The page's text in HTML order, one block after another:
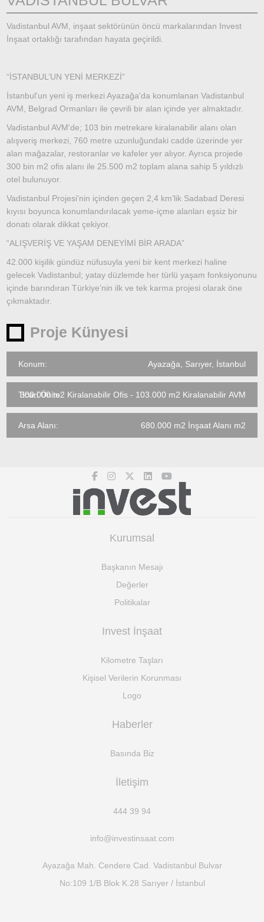
Proje Künyesi
Konum: Ayazağa, Sarıyer, İstanbul
Ticari Ünite:
300.000 m2 Kiralanabilir Ofis - 103.000 m2 Kiralanabilir AVM
Arsa Alanı: 680.000 m2 İnşaat Alanı m2
Vadistanbul AVM, inşaat sektörünün öncü markalarından Invest
İnşaat ortaklığı tarafından hayata geçirildi.
“İSTANBUL’UN YENİ MERKEZİ”
İstanbul'un yeni iş merkezi Ayazağa'da konumlanan Vadistanbul
AVM, Belgrad Ormanları ile çevrili bir alan içinde yer almaktadır.
Vadistanbul AVM'de; 103 bin metrekare kiralanabilir alanı olan
alışveriş merkezi, 760 metre uzunluğundaki cadde üzerinde yer
alan mağazalar, restoranlar ve kafeler yer alıyor. Ayrıca projede
300 bin m2 ofis alanı ile 25.500 m2 toplam alana sahip 5 yıldızlı
otel bulunuyor.
Vadistanbul Projesi'nin içinden geçen 2,4 km’lik Sadabad Deresi
kıyısı boyunca konumlandırılacak yeme-içme alanları eşsiz bir
donatı olarak dikkat çekiyor.
“ALIŞVERİŞ VE YAŞAM DENEYİMİ BİR ARADA”
42.000 kişilik gündüz nüfusuyla yeni bir kent merkezi haline
gelecek Vadistanbul; yatay düzlemde her türlü yaşam fonksiyonunu
içinde barındıran Türkiye’nin ilk ve tek karma projesi olarak öne
çıkmaktadır.
Kurumsal
Başkanın Mesajı
Değerler
Politikalar
Invest İnşaat
Kilometre Taşları
Kişisel Verilerin Korunması
Logo
Haberler
Basında Biz
İletişim
444 39 94
info@investinsaat.com
Ayazağa Mah. Cendere Cad. Vadistanbul Bulvar
No:109 1/B Blok K.28 Sarıyer / İstanbul